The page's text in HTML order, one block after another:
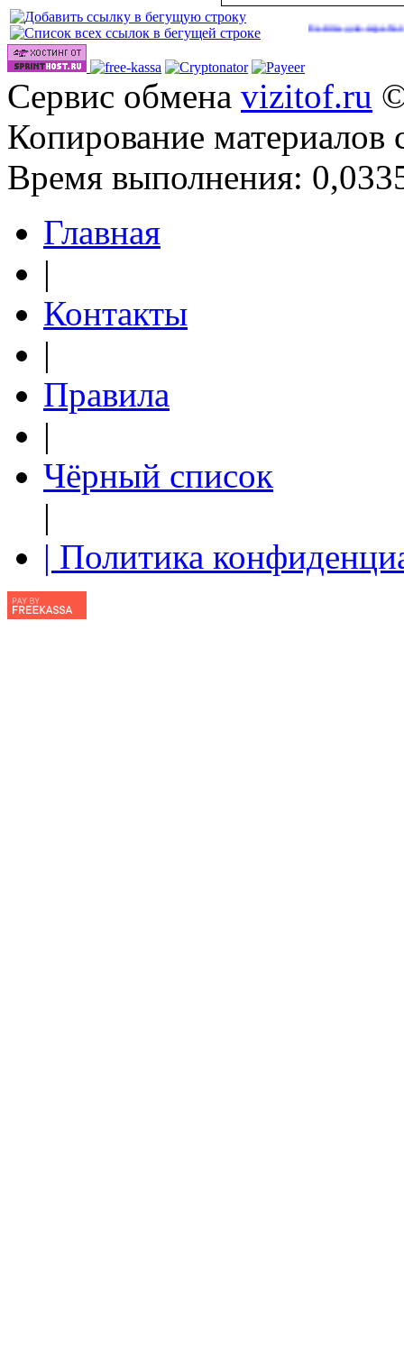
Сайты для заработка в
Сервис обмена vizitof.ru
Копирование материалов
Время выполнения:
Главная
|
Контакты
|
Правила
|
Чёрный список
|
| Политика